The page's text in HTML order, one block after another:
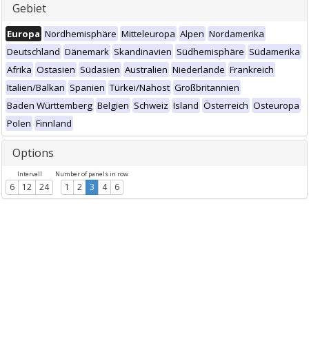
Gebiet
Europa Nordhemisphäre Mitteleuropa Alpen Nordamerika
Deutschland Dänemark Skandinavien Südhemisphäre Südamerika
Afrika Ostasien Südasien Australien Niederlande Frankreich
Italien/Balkan Spanien Türkei/Nahost Großbritannien
Baden Württemberg Belgien Schweiz Island Österreich Osteuropa
Polen Finnland
Options
Intervall
6 12 24
Number of panels in row
1 2 3 4 6